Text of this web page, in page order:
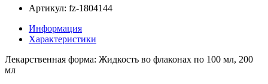
Артикул: fz-1804144
Информация
Характеристики
Лекарственная форма: Жидкость во флаконах по 100 мл, 200
мл